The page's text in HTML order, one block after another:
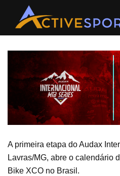
A primeira etapa do Audax
Lavras/MG, abre o calendário
Bike XCO no Brasil.